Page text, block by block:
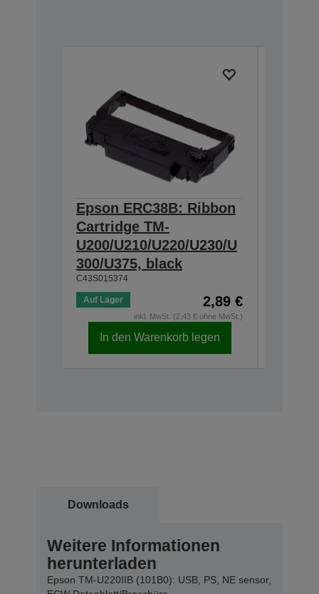
Epson ERC38B: Ribbon
Cartridge TM-
U200/U210/U220/U230/U
300/U375, black
C43S015374
Auf Lager 2,89 €
inkl. MwSt. (2,43 € ohne MwSt.)
In den Warenkorb legen
Downloads
Weitere Informationen
herunterladen
Epson TM-U220IIB (101B0): USB, PS, NE sensor,